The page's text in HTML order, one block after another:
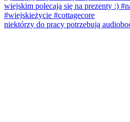
niektórzy do pracy potrzebują